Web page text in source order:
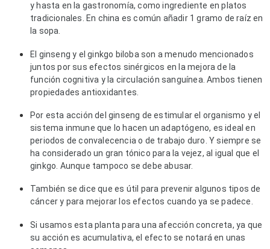
y hasta en la gastronomía, como ingrediente en platos
tradicionales. En china es común añadir 1 gramo de raíz en
la sopa.
El ginseng y el ginkgo biloba son a menudo mencionados
juntos por sus efectos sinérgicos en la mejora de la
función cognitiva y la circulación sanguínea. Ambos tienen
propiedades antioxidantes.
Por esta acción del ginseng de estimular el organismo y el
sistema inmune que lo hacen un adaptógeno, es ideal en
periodos de convalecencia o de trabajo duro. Y siempre se
ha considerado un gran tónico para la vejez, al igual que el
ginkgo. Aunque tampoco se debe abusar.
También se dice que es útil para prevenir algunos tipos de
cáncer y para mejorar los efectos cuando ya se padece.
Si usamos esta planta para una afección concreta, ya que
su acción es acumulativa, el efecto se notará en unas